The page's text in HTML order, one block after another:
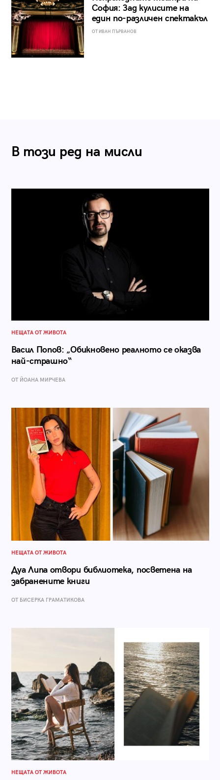
София: Зад кулисите на
един по-различен спектакъл
ОТ ИВАН ПЪРВАНОВ
В този ред на мисли
НЕЩАТА ОТ ЖИВОТА
Васил Попов: „Обикновено реалното се оказва
най-страшно“
ОТ ЙОАНА МИРЧЕВА
НЕЩАТА ОТ ЖИВОТА
Дуа Липа отвори библиотека, посветена на
забранените книги
ОТ БИСЕРКА ГРАМАТИКОВА
НЕЩАТА ОТ ЖИВОТА